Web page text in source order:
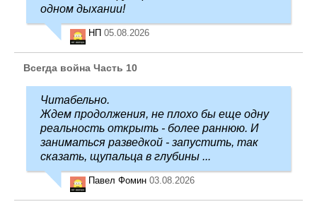
одном дыхании!
НП 05.08.2026
Всегда война Часть 10
Читабельно.
Ждем продолжения, не плохо бы еще одну
реальность открыть - более раннюю. И
заниматься разведкой - запустить, так
сказать, щупальца в глубины ...
Павел Фомин 03.08.2026